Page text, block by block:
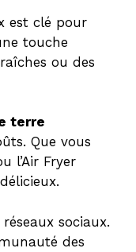
est clé pour
touche
ou des
terre
Que vous
l’Air Fryer
sociaux.
des